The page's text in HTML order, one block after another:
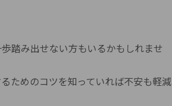
踏み出せない方もいるかもしれませ
ためのコツを知っていれば不安も軽減